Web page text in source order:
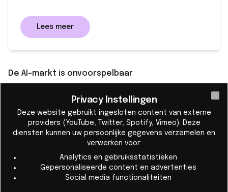
Lees meer
De AI-markt is onvoorspelbaar
voor generatieve AI werd besproken, presenteerde
Meryem Haraj Touzani, associate principal bij RBB
Economics, bewijs dat AI-basismodellen meer
concurrentie vertonen dan de platformeconomie ooit
heeft gezien.
Het leiderschap op het gebied van AI-modellen
Privacy Instellingen
Deze website gebruikt ingesloten content van externe
providers (YouTube, Twitter, Spotify, Vimeo). Deze
diensten kunnen uw persoonlijke gegevens verzamelen en
verwerken voor:
Analytics en gebruiksstatistieken
Gepersonaliseerde content en advertenties
Social media functionaliteiten